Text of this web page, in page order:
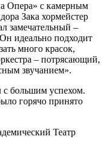
Опера» с камерным
Зака хормейстер
замечательный –
идеально подходит
много красок,
– потрясающий,
звучанием».
с большим успехом.
горячо принято
Театр